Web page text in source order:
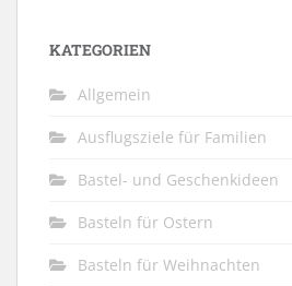
KATEGORIEN
Allgemein
Ausflugsziele für Familien
Bastel- und Geschenkideen
Basteln für Ostern
Basteln für Weihnachten